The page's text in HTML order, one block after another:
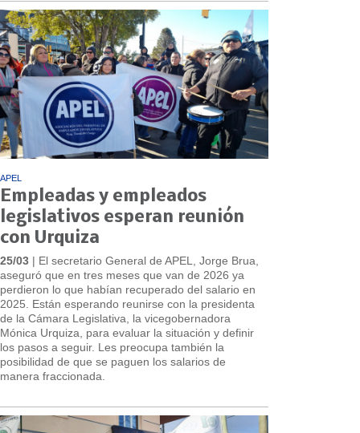
APEL
Empleadas y empleados
legislativos esperan reunión
con Urquiza
25/03 | El secretario General de APEL, Jorge Brua,
aseguró que en tres meses que van de 2026 ya
perdieron lo que habían recuperado del salario en
2025. Están esperando reunirse con la presidenta
de la Cámara Legislativa, la vicegobernadora
Mónica Urquiza, para evaluar la situación y definir
los pasos a seguir. Les preocupa también la
posibilidad de que se paguen los salarios de
manera fraccionada.